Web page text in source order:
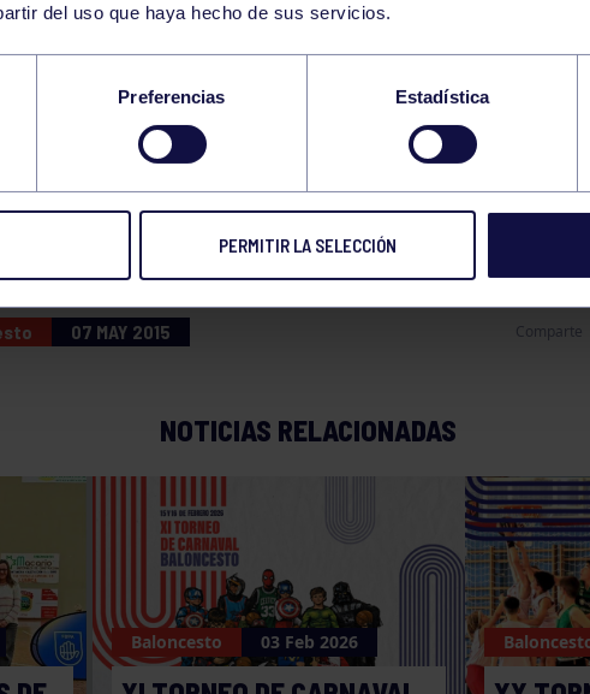
del uso que haya hecho de sus servicios.
Preferencias Estadística
PERMITIR LA SELECCIÓN
BUSCA
EN CATEGORÍA
07 MAY 2015 Comparte
NOTICIAS RELACIONADAS
Baloncesto 03 Feb 2026